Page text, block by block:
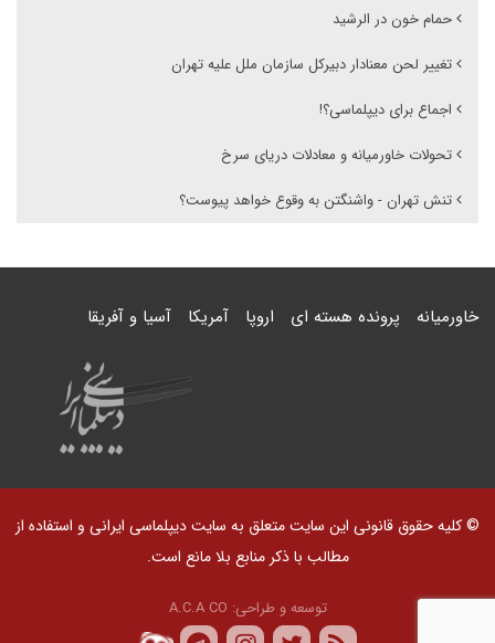
حمام خون در الرشید
تغییر لحن معنادار دبیرکل سازمان ملل علیه تهران
اجماع برای دیپلماسی؟!
تحولات خاورمیانه و معادلات دریای سرخ ‌
تنش تهران - واشنگتن به وقوع خواهد پیوست؟
خاورمیانه پرونده هسته ای اروپا آمریکا آسیا و آفریقا
© کلیه حقوق قانونی این سایت متعلق به سایت دیپلماسی ایرانی و استفاده از
مطالب با ذکر منابع بلا مانع است.
توسعه و طراحی: A.C.A CO